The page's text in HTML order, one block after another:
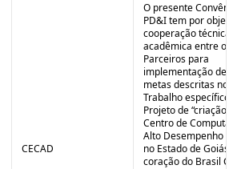
CECAD
O presente
PD&I tem por
cooperação técnica
acadêmica entre os
Parceiros para
implementação de
metas descritas no
Trabalho específico
Projeto de “criação
Centro de
Alto Desempenho
no Estado de
coração do Brasil